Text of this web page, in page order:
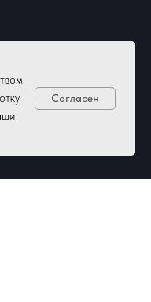
Согласен